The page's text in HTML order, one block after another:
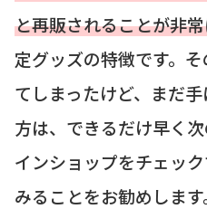
と再販されることが非
定グッズの特徴です。
てしまったけど、まだ
方は、できるだけ早く
インショップをチェッ
みることをお勧めします